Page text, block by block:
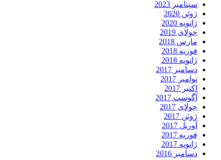
سپتامبر 2023
ژوئن 2020
ژانویه 2020
جولای 2019
مارس 2018
فوریه 2018
ژانویه 2018
دسامبر 2017
نوامبر 2017
اکتبر 2017
آگوست 2017
جولای 2017
ژوئن 2017
آوریل 2017
فوریه 2017
ژانویه 2017
دسامبر 2016